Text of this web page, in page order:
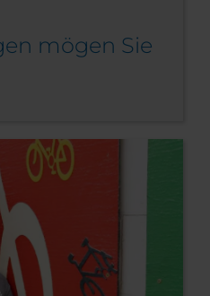
mögen Sie